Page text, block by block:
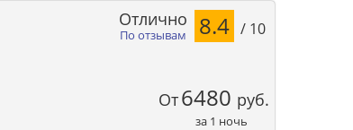
По отзывам
Отлично 8.4 / 10
От6480 руб.
за 1 ночь